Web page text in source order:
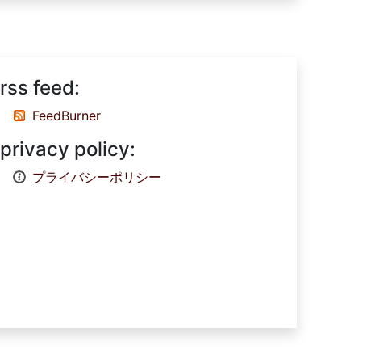
rss feed:
FeedBurner
privacy policy:
プライバシーポリシー